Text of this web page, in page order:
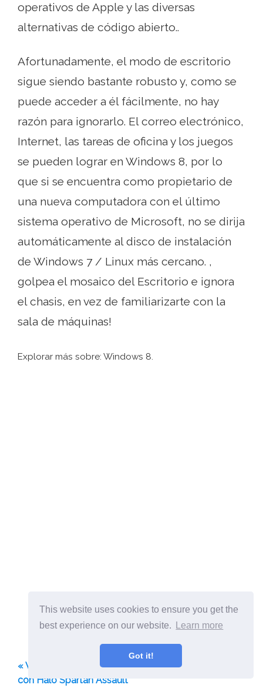
This website uses cookies to ensure you get the
best experience on our website.
Learn more
Got it!
operativos de Apple y las diversas
alternativas de código abierto..
Afortunadamente, el modo de escritorio
sigue siendo bastante robusto y, como se
puede acceder a él fácilmente, no hay
razón para ignorarlo. El correo electrónico,
Internet, las tareas de oficina y los juegos
se pueden lograr en Windows 8, por lo
que si se encuentra como propietario de
una nueva computadora con el último
sistema operativo de Microsoft, no se dirija
automáticamente al disco de instalación
de Windows 7 / Linux más cercano. ,
golpea el mosaico del Escritorio e ignora
el chasis, en vez de familiarizarte con la
sala de máquinas!
Explorar más sobre: ​​Windows 8.
« Windows 8 Gaming golpea la segunda marcha
con Halo Spartan Assault